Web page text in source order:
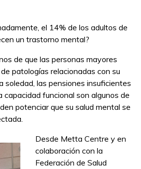
el 14% de los adultos de
un trastorno mental?
de que las personas mayores
patologías relacionadas con su
soledad, las pensiones insuficientes
capacidad funcional son algunos de
potenciar que su salud mental se
Desde Metta Centre y en
colaboración con la
Federación de Salud